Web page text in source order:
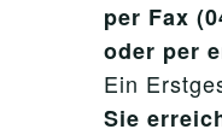
per Fax
oder per
Ein
Sie